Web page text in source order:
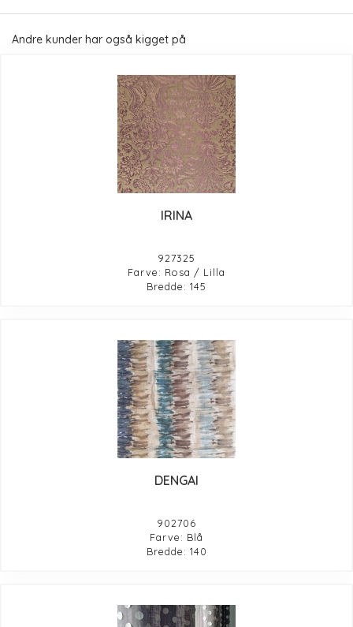
Andre kunder har også kigget på
IRINA
927325
Farve: Rosa / Lilla
Bredde: 145
DENGAI
902706
Farve: Blå
Bredde: 140